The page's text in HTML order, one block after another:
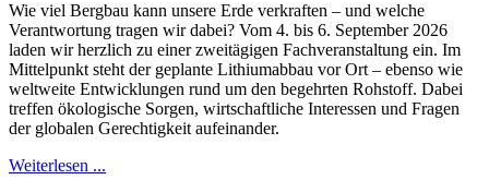
Wie viel Bergbau kann unsere Erde verkraften – und welche
Verantwortung tragen wir dabei? Vom 4. bis 6. September 2026
laden wir herzlich zu einer zweitägigen Fachveranstaltung ein. Im
Mittelpunkt steht der geplante Lithiumabbau vor Ort – ebenso wie
weltweite Entwicklungen rund um den begehrten Rohstoff. Dabei
treffen ökologische Sorgen, wirtschaftliche Interessen und Fragen
der globalen Gerechtigkeit aufeinander.
Weiterlesen ...